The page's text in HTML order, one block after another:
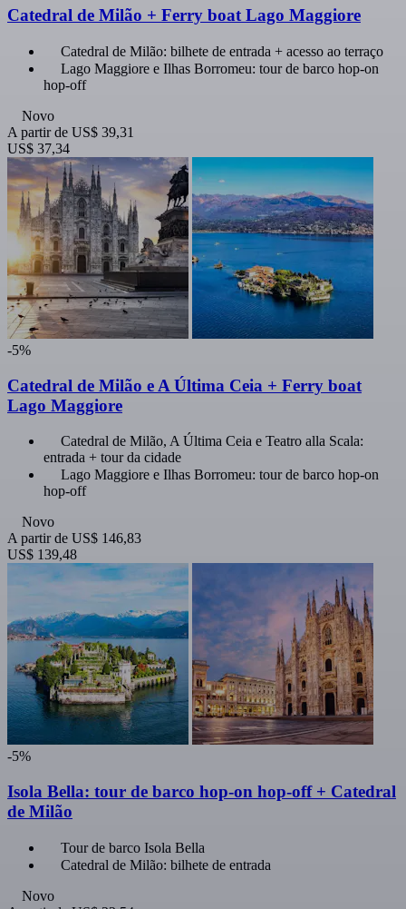
Catedral de Milão + Ferry boat Lago Maggiore
Catedral de Milão: bilhete de entrada + acesso ao terraço
Lago Maggiore e Ilhas Borromeu: tour de barco hop-on
hop-off
Novo
A partir de US$ 39,31
US$ 37,34
-5%
Catedral de Milão e A Última Ceia + Ferry boat
Lago Maggiore
Catedral de Milão, A Última Ceia e Teatro alla Scala:
entrada + tour da cidade
Lago Maggiore e Ilhas Borromeu: tour de barco hop-on
hop-off
Novo
A partir de US$ 146,83
US$ 139,48
-5%
Isola Bella: tour de barco hop-on hop-off + Catedral
de Milão
Tour de barco Isola Bella
Catedral de Milão: bilhete de entrada
Novo